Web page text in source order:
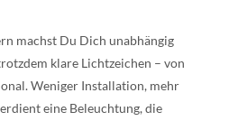
machst Du Dich unabhängig
klare Lichtzeichen – von
Weniger Installation, mehr
eine Beleuchtung, die